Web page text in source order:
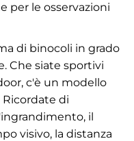
per le osservazioni
di binocoli in grado
Che siate sportivi
c'è un modello
Ricordate di
il
visivo, la distanza